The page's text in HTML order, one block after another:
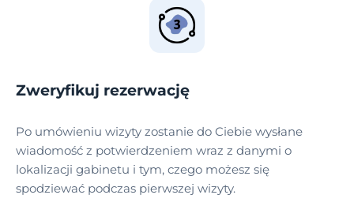
Zweryfikuj rezerwację
Po umówieniu wizyty zostanie do Ciebie wysłane
wiadomość z potwierdzeniem wraz z danymi o
lokalizacji gabinetu i tym, czego możesz się
spodziewać podczas pierwszej wizyty.